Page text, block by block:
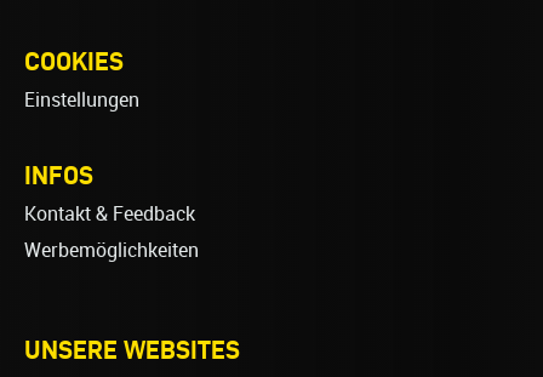
COOKIES
Einstellungen
INFOS
Kontakt & Feedback
Werbemöglichkeiten
UNSERE WEBSITES